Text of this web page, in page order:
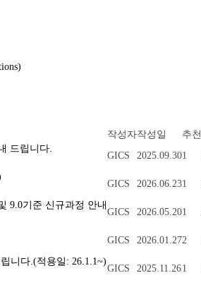
작성자작성일 추천
드립니다.
GICS 2025.09.301
GICS 2026.06.231
9.0기준 신규과정 안내
GICS 2026.05.201
GICS 2026.01.272
니다.(적용일: 26.1.1~)
GICS 2025.11.261